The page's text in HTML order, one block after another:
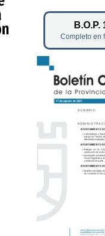
B.O.P.
Completo en